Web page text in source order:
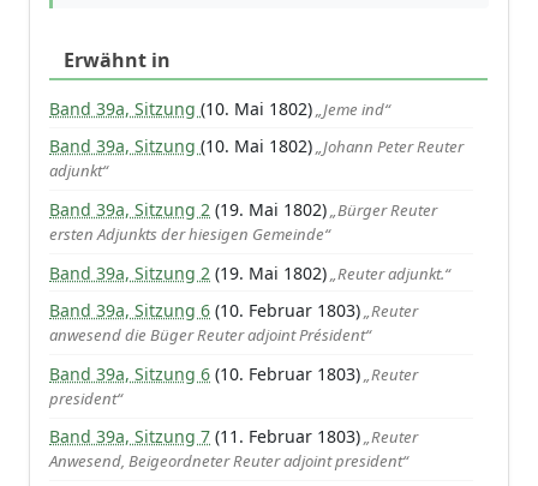
Erwähnt in
Band 39a, Sitzung(10. Mai 1802)„Jeme ind“
Band 39a, Sitzung(10. Mai 1802)„Johann Peter Reuter
adjunkt“
Band 39a, Sitzung 2 (19. Mai 1802)„Bürger Reuter
ersten Adjunkts der hiesigen Gemeinde“
Band 39a, Sitzung 2 (19. Mai 1802) „Reuter adjunkt.“
Band 39a, Sitzung 6 (10. Februar 1803)„Reuter
anwesend die Büger Reuter adjoint Président“
Band 39a, Sitzung 6 (10. Februar 1803)„Reuter
president“
Band 39a, Sitzung 7 (11. Februar 1803)„Reuter
Anwesend, Beigeordneter Reuter adjoint president“